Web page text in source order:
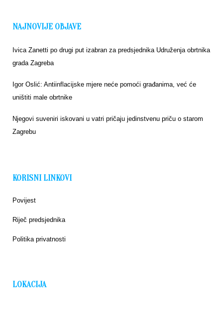
NAJNOVIJE OBJAVE
Ivica Zanetti po drugi put izabran za predsjednika Udruženja obrtnika
grada Zagreba
Igor Oslić: Antiinflacijske mjere neće pomoći građanima, već će
uništiti male obrtnike
Njegovi suveniri iskovani u vatri pričaju jedinstvenu priču o starom
Zagrebu
KORISNI LINKOVI
Povijest
Riječ predsjednika
Politika privatnosti
LOKACIJA